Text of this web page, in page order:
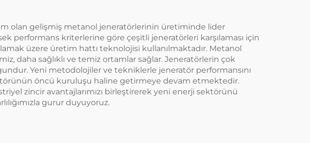
olan gelişmiş metanol jeneratörlerinin üretiminde lider
performans kriterlerine göre çeşitli jeneratörleri karşılaması için
üzere üretim hattı teknolojisi kullanılmaktadır. Metanol
daha sağlıklı ve temiz ortamlar sağlar. Jeneratörlerin çok
Yeni metodolojiler ve tekniklerle jeneratör performansını
öncü kuruluşu haline getirmeye devam etmektedir.
zincir avantajlarımızı birleştirerek yeni enerji sektörünü
gurur duyuyoruz.